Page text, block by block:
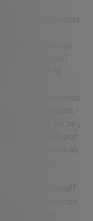
estas
a conocimientos
el
¿compensa
tecnológicos?
a ignorar la
para eso. Algunos
engañosos -
o inventar otras-,
de llegar al
internacional?
mínimos
fuera -al